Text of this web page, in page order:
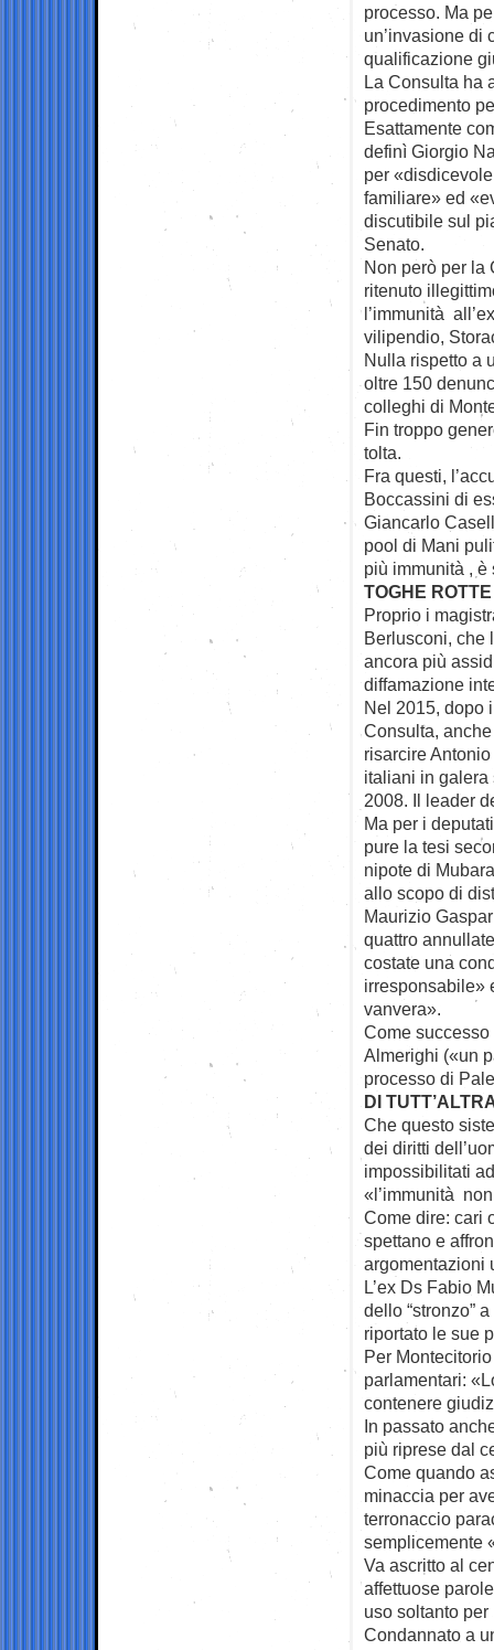
processo. Ma
un’invasione di
qualificazione
La Consulta ha
procedimento
Esattamente
definì Giorgio
per
familiare» ed
discutibile sul
Senato.
Non però per la
ritenuto
l’immunità
vilipendio,
Nulla rispetto a
oltre 150
colleghi di
Fin troppo
tolta.
Fra questi,
Boccassini di
Giancarlo
pool di Mani
più immunità ,
TOGHE ROTTE
Proprio i
Berlusconi, che
ancora più
diffamazione
Nel 2015, dopo
Consulta,
risarcire
italiani in galera
2008. Il leader
Ma per i
pure la tesi
nipote di
allo scopo di
Maurizio
quattro
costate una
irresponsabile»
vanvera».
Come
Almerighi («un
processo di
DI
Che questo
dei diritti
impossibilitati
«l’immunità
Come dire: cari
spettano e
argomentazioni
L’ex Ds Fabio
dello “stronzo”
riportato le sue
Per
parlamentari:
contenere
In passato
più riprese dal
Come quando
minaccia per
terronaccio
semplicemente
Va ascritto al
affettuose
uso soltanto
Condannato a